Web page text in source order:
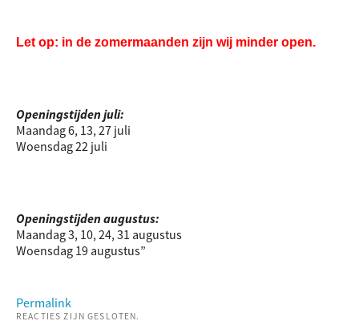
Let op: in de zomermaanden zijn wij minder open.
Openingstijden juli:
Maandag 6, 13, 27 juli
Woensdag 22 juli
Openingstijden augustus:
Maandag 3, 10, 24, 31 augustus
Woensdag 19 augustus”
Permalink
REACTIES ZIJN GESLOTEN.